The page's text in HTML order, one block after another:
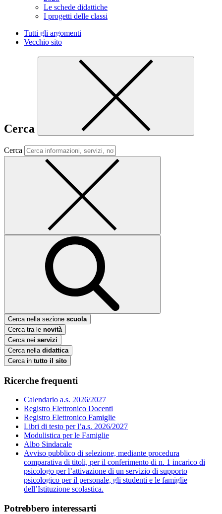
Le schede didattiche
I progetti delle classi
Tutti gli argomenti
Vecchio sito
Cerca
Cerca
Cerca nella sezione scuola
Cerca tra le novità
Cerca nei servizi
Cerca nella didattica
Cerca in tutto il sito
Ricerche frequenti
Calendario a.s. 2026/2027
Registro Elettronico Docenti
Registro Elettronico Famiglie
Libri di testo per l’a.s. 2026/2027
Modulistica per le Famiglie
Albo Sindacale
Avviso pubblico di selezione, mediante procedura
comparativa di titoli, per il conferimento di n. 1 incarico di
psicologo per l’attivazione di un servizio di supporto
psicologico per il personale, gli studenti e le famiglie
dell’Istituzione scolastica.
Potrebbero interessarti